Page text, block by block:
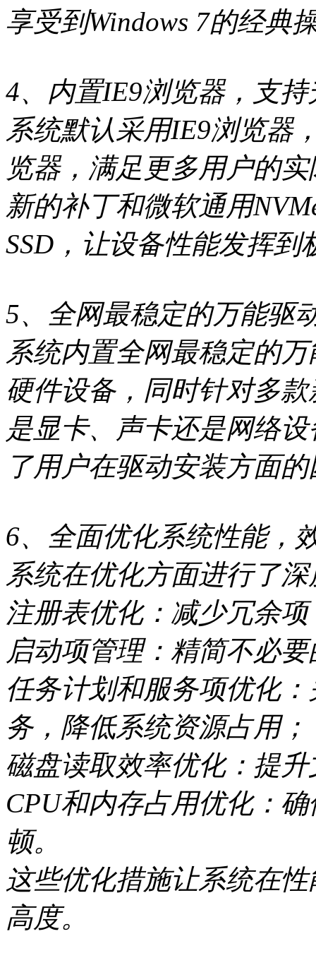
享受到Windows 7的经典
4、内置IE9浏览器，支持
系统默认采用IE9浏览器
览器，满足更多用户的
新的补丁和微软通用
SSD，让设备性能发挥到
5、全网最稳定的万能驱
系统内置全网最稳定的
硬件设备，同时针对多
是显卡、声卡还是网络
了用户在驱动安装方面
6、全面优化系统性能，
系统在优化方面进行了
注册表优化：减少冗余
启动项管理：精简不必
任务计划和服务项优化
务，降低系统资源占用；
磁盘读取效率优化：提
CPU和内存占用优化：
顿。
这些优化措施让系统在
高度。